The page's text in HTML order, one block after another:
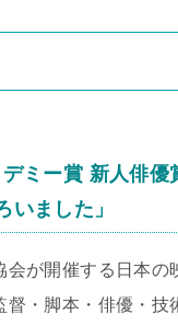
ミー賞 新人俳優
いました」
会が開催する日本の
督・脚本・俳優・技